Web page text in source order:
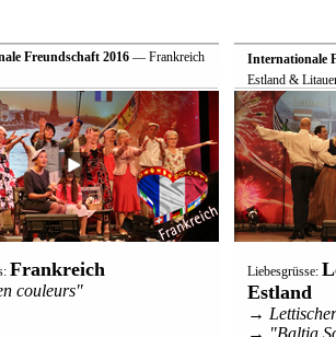
Freundschaft 2016— Frankreich
Frankreich
couleurs"
Internationale
Estland &
Liebesgrüsse:
Estland
→
→ "Baltia